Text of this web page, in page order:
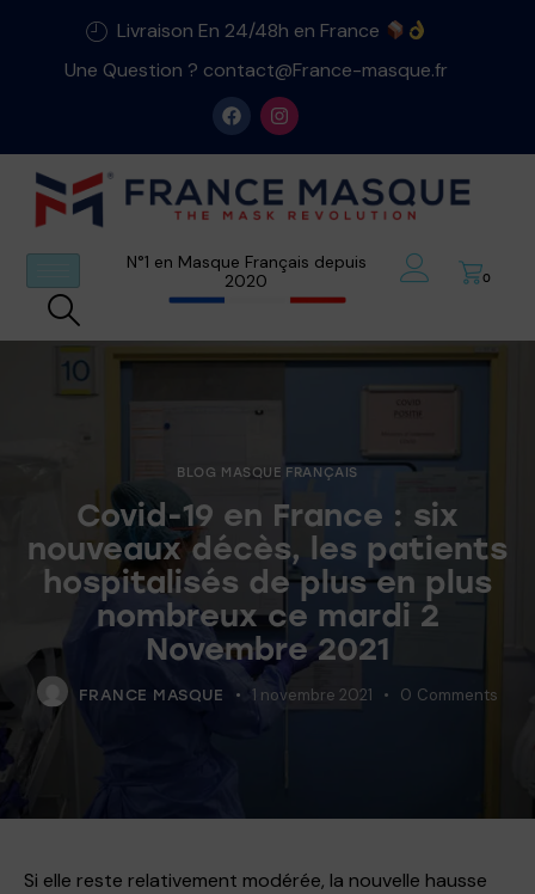
Livraison En 24/48h en France
Une Question ? contact@France-masque.fr
N°1 en Masque Français depuis
2020
0
BLOG MASQUE FRANÇAIS
Covid-19 en France : six
nouveaux décès, les patients
hospitalisés de plus en plus
nombreux ce mardi 2
Novembre 2021
FRANCE MASQUE 1 novembre 2021 0 Comments
Si elle reste relativement modérée, la nouvelle hausse